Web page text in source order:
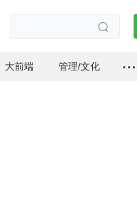

大前端 管理/文化